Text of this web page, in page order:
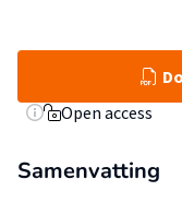
Open access
Samenvatting